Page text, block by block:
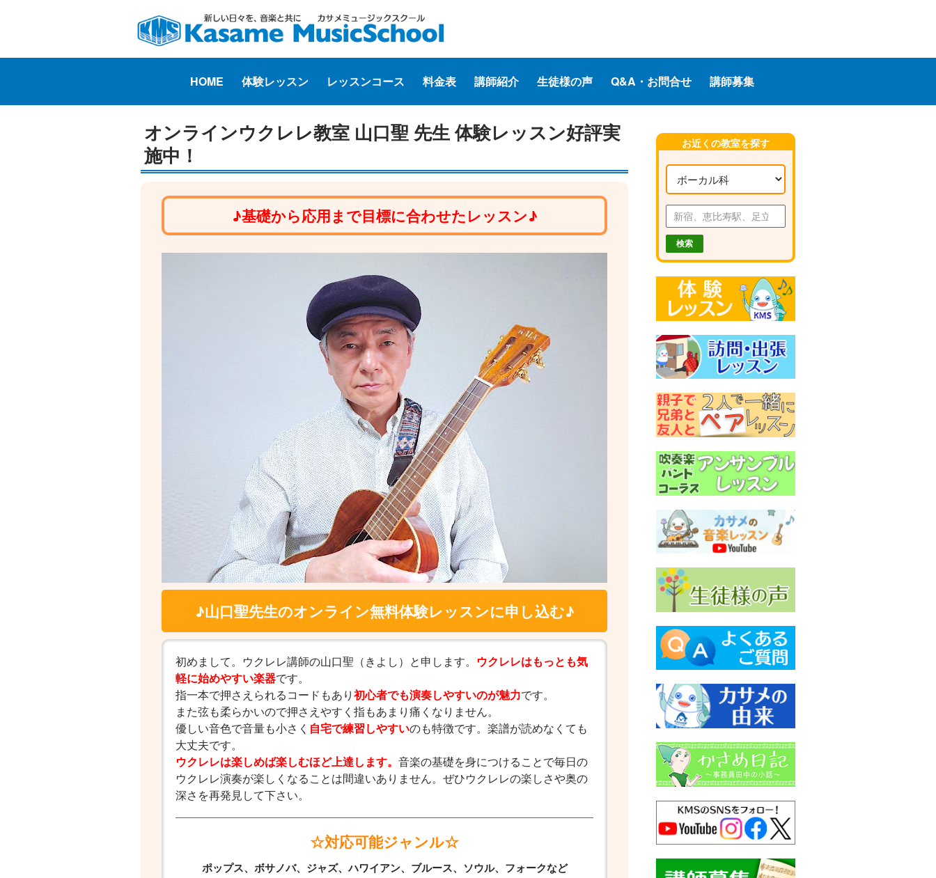
HOME 体験レッスン レッスンコース 料金表 講師紹介 生徒様の声 Q&A・お問合せ 講師募集
オンラインウクレレ教室 山口聖 先生 体験レッスン好評実
施中！
♪基礎から応用まで目標に合わせたレッスン♪
♪山口聖先生のオンライン無料体験レッスンに申し込む♪
初めまして。ウクレレ講師の山口聖（きよし）と申します。 ウクレレはもっとも気
軽に始めやすい楽器です。
指一本で押さえられるコードもあり初心者でも演奏しやすいのが魅力です。
また弦も柔らかいので押さえやすく指もあまり痛くなりません。
優しい音色で音量も小さく 自宅で練習しやすいのも特徴です。楽譜が読めなくても
大丈夫です。
ウクレレは楽しめば楽しむほど上達します。 音楽の基礎を身につけることで毎日の
ウクレレ演奏が楽しくなることは間違いありません。ぜひウクレレの楽しさや奥の
深さを再発見して下さい。
☆対応可能ジャンル☆
ポップス、ボサノバ、ジャズ、ハワイアン、ブルース、ソウル、フォークなど
お近くの教室を探す